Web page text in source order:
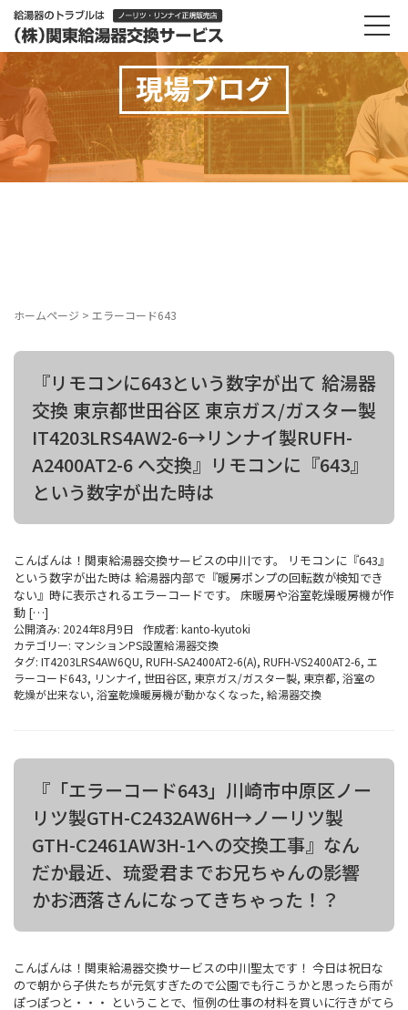
現場ブログ
ホームページ > エラーコード643
『リモコンに643という数字が出て 給湯器
交換 東京都世田谷区 東京ガス/ガスター製
IT4203LRS4AW2-6→リンナイ製RUFH-
A2400AT2-6 へ交換』リモコンに『643』
という数字が出た時は
こんばんは！関東給湯器交換サービスの中川です。 リモコンに『643』
という数字が出た時は 給湯器内部で『暖房ポンプの回転数が検知でき
ない』時に表示されるエラーコードです。 床暖房や浴室乾燥暖房機が作
動 […]
公開済み: 2024年8月9日 作成者: kanto-kyutoki
カテゴリー: マンションPS設置給湯器交換
タグ: IT4203LRS4AW6QU, RUFH-SA2400AT2-6(A), RUFH-VS2400AT2-6, エ
ラーコード643, リンナイ, 世田谷区, 東京ガス/ガスター製, 東京都, 浴室の
乾燥が出来ない, 浴室乾燥暖房機が動かなくなった, 給湯器交換
『「エラーコード643」川崎市中原区ノー
リツ製GTH-C2432AW6H→ノーリツ製
GTH-C2461AW3H-1への交換工事』なん
だか最近、琉愛君までお兄ちゃんの影響
かお洒落さんになってきちゃった！？
こんばんは！関東給湯器交換サービスの中川聖太です！ 今日は祝日な
ので朝から子供たちが元気すぎたので公園でも行こうかと思ったら雨が
ぽつぽつと・・・ ということで、恒例の仕事の材料を買いに行きがてら